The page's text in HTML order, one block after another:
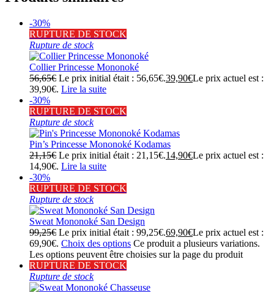
-30%
RUPTURE DE STOCK
Rupture de stock
Collier Princesse Mononoké
56,65€ Le prix initial était : 56,65€.39,90€Le prix actuel est :
39,90€. Lire la suite
-30%
RUPTURE DE STOCK
Rupture de stock
Pin’s Princesse Mononoké Kodamas
21,15€ Le prix initial était : 21,15€.14,90€Le prix actuel est :
14,90€. Lire la suite
-30%
RUPTURE DE STOCK
Rupture de stock
Sweat Mononoké San Design
99,25€ Le prix initial était : 99,25€.69,90€Le prix actuel est :
69,90€. Choix des options Ce produit a plusieurs variations.
Les options peuvent être choisies sur la page du produit
RUPTURE DE STOCK
Rupture de stock